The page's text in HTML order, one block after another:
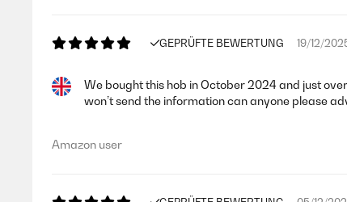
GEPRÜFTE BEWERTUNG 19/12/
We bought this hob in October 2024 and just
won’t send the information can anyone please
Amazon user